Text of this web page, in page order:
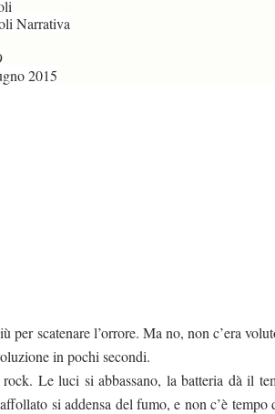
Narrativa
2015
per scatenare l’orrore. Ma no, non c’era
in pochi secondi.
Le luci si abbassano, la batteria dà il
si addensa del fumo, e non c’è tempo